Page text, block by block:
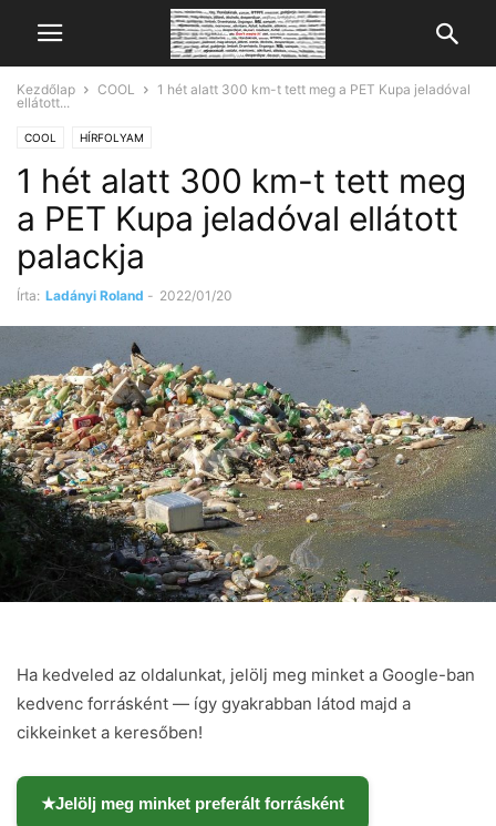
Kezdőlap COOL
1 hét alatt 300 km-t tett meg a PET Kupa jeladóval
ellátott...
COOL HÍRFOLYAM
1 hét alatt 300 km-t tett meg
a PET Kupa jeladóval ellátott
palackja
Írta: Ladányi Roland - 2022/01/20
Ha kedveled az oldalunkat, jelölj meg minket a Google-ban
kedvenc forrásként — így gyakrabban látod majd a
cikkeinket a keresőben!
★Jelölj meg minket preferált forrásként